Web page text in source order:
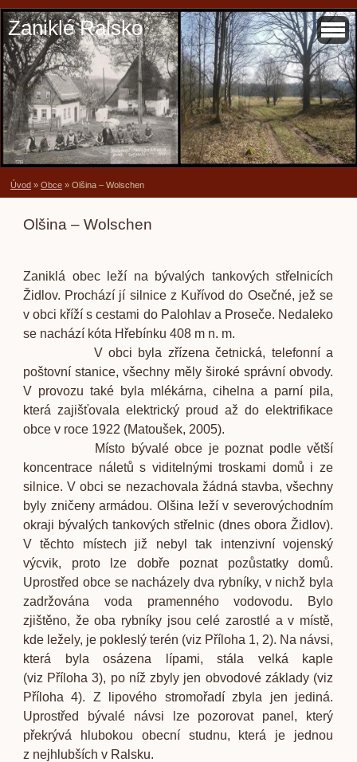
Zaniklé Ralsko
Úvod » Obce » Olšina – Wolschen
Olšina – Wolschen
Zaniklá obec leží na bývalých tankových střelnicích
Židlov. Prochází jí silnice z Kuřívod do Osečné, jež se
v obci kříží s cestami do Palohlav a Proseče. Nedaleko
se nachází kóta Hřebínku 408 m n. m.
V obci byla zřízena četnická, telefonní a
poštovní stanice, všechny měly široké správní obvody.
V provozu také byla mlékárna, cihelna a parní pila,
která zajišťovala elektrický proud až do elektrifikace
obce v roce 1922 (Matoušek, 2005).
Místo bývalé obce je poznat podle větší
koncentrace náletů s viditelnými troskami domů i ze
silnice. V obci se nezachovala žádná stavba, všechny
byly zničeny armádou. Olšina leží v severovýchodním
okraji bývalých tankových střelnic (dnes obora Židlov).
V těchto místech již nebyl tak intenzivní vojenský
výcvik, proto lze dobře poznat pozůstatky domů.
Uprostřed obce se nacházely dva rybníky, v nichž byla
zadržována voda pramenného vodovodu. Bylo
zjištěno, že oba rybníky jsou celé zarostlé a v místě,
kde ležely, je pokleslý terén (viz Příloha 1, 2). Na návsi,
která byla osázena lípami, stála velká kaple
(viz Příloha 3), po níž zbyly jen obvodové základy (viz
Příloha 4). Z lipového stromořadí zbyla jen jediná.
Uprostřed bývalé návsi lze pozorovat panel, který
překrývá hlubokou obecní studnu, která je jednou
z nejhlubších v Ralsku.